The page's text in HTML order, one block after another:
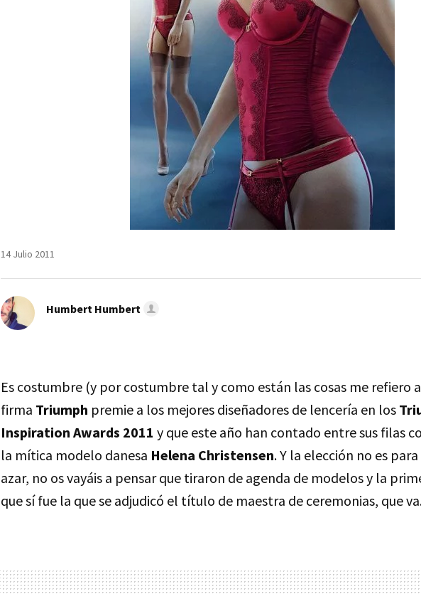
14 Julio 2011
Humbert Humbert
Es costumbre (y por costumbre tal y como están las cosas me refiero
firma Triumph premie a los mejores diseñadores de lencería en los
Inspiration Awards 2011 y que este año han contado entre sus filas
la mítica modelo danesa Helena Christensen. Y la elección no es
azar, no os vayáis a pensar que tiraron de agenda de modelos y la
que sí fue la que se adjudicó el título de maestra de ceremonias, que